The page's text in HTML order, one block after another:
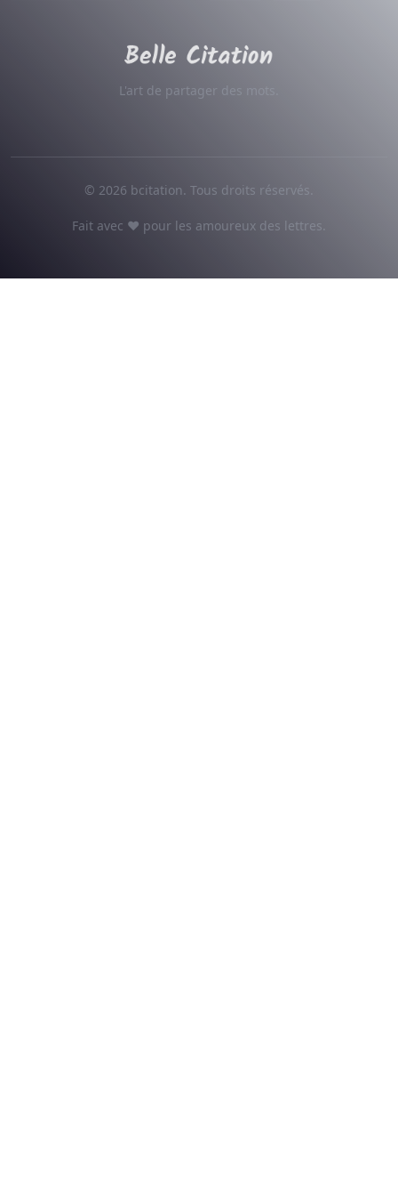
L'art de partager des mots.
© 2026 bcitation. Tous droits réservés.
Fait avec ♥ pour les amoureux des lettres.